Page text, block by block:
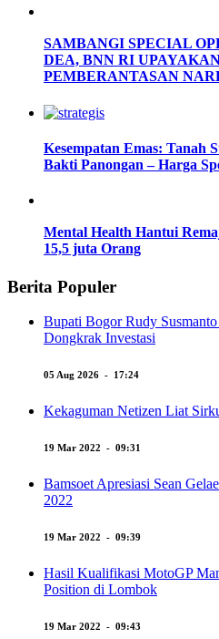
SAMBANGI SPECIAL
DEA, BNN RI
PEMBERANTASAN
Kesempatan Emas: Tanah
Bakti Panongan – Harga
Mental Health Hantui
15,5 juta Orang
Berita Populer
Bupati Bogor Rudy
Dongkrak Investasi
05 Aug 2026 - 17:24
Kekaguman Netizen Liat
19 Mar 2022 - 09:31
Bamsoet Apresiasi Sean
2022
19 Mar 2022 - 09:39
Hasil Kualifikasi MotoGP
Position di Lombok
19 Mar 2022 - 09:43